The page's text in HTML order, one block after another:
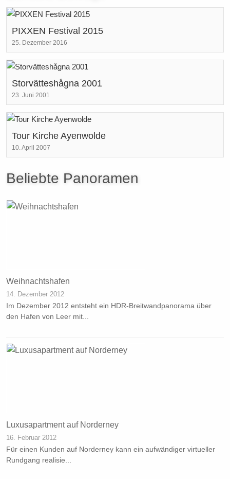
PIXXEN Festival 2015
25. Dezember 2016
Storvätteshågna 2001
23. Juni 2001
Tour Kirche Ayenwolde
10. April 2007
Beliebte Panoramen
Weihnachtshafen
14. Dezember 2012
Im Dezember 2012 entsteht ein HDR-Breitwandpanorama über
den Hafen von Leer mit...
Luxusapartment auf Norderney
16. Februar 2012
Für einen Kunden auf Norderney kann ein aufwändiger virtueller
Rundgang realisie...